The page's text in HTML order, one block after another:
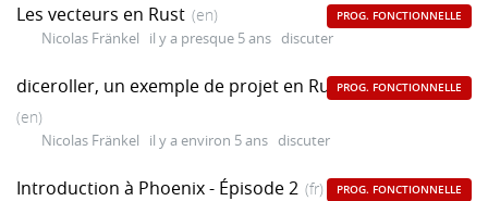
Les vecteurs en Rust (en)
Nicolas Fränkel il y a presque 5 ans discuter
PROG. FONCTIONNELLE
diceroller, un exemple de projet en Rust
(en)
Nicolas Fränkel il y a environ 5 ans discuter
PROG. FONCTIONNELLE
Introduction à Phoenix - Épisode 2 (fr) PROG. FONCTIONNELLE